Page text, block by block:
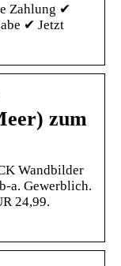
Zahlung ✔
✔ Jetzt
zum
Wandbilder
a. Gewerblich.
24,99.